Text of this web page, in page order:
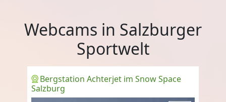
Webcams in Salzburger
Sportwelt
Bergstation Achterjet im Snow Space
Salzburg